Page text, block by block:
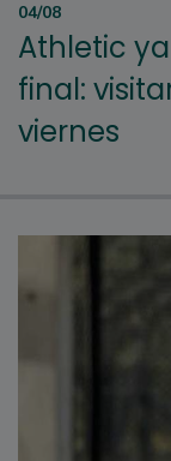
04/08
Athletic
final:
viernes